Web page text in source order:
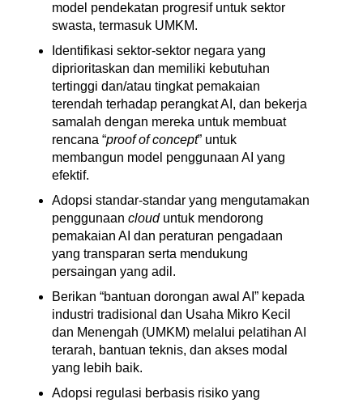
model pendekatan progresif untuk sektor
swasta, termasuk UMKM.
Identifikasi sektor-sektor negara yang
diprioritaskan dan memiliki kebutuhan
tertinggi dan/atau tingkat pemakaian
terendah terhadap perangkat AI, dan bekerja
samalah dengan mereka untuk membuat
rencana “proof of concept” untuk
membangun model penggunaan AI yang
efektif.
Adopsi standar-standar yang mengutamakan
penggunaan cloud untuk mendorong
pemakaian AI dan peraturan pengadaan
yang transparan serta mendukung
persaingan yang adil.
Berikan “bantuan dorongan awal AI” kepada
industri tradisional dan Usaha Mikro Kecil
dan Menengah (UMKM) melalui pelatihan AI
terarah, bantuan teknis, dan akses modal
yang lebih baik.
Adopsi regulasi berbasis risiko yang